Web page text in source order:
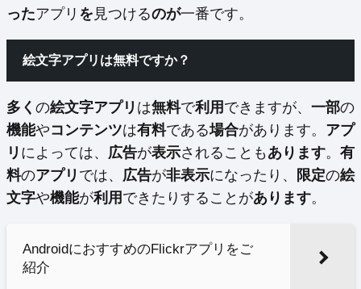
ったアプリ を 見つけるのが一番です。
絵文字アプリは無料ですか？
多く の絵文字アプリ は無料で利用 できますが、 一部の
機能やコンテンツは有料である場合があります。 アプ
リ によっては、 広告が表示されることも あります。 有
料のアプリ では、 広告が非表示になったり、 限定の絵
文字や機能が利用 できたりすることがあります。
AndroidにおすすめのFlickrアプリをご
紹介